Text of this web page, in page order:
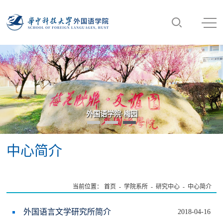
外国语学院·梅园
中心简介
当前位置： 首页 - 学院系所- 研究中心- 中心简介
外国语言文学研究所简介 2018-04-16